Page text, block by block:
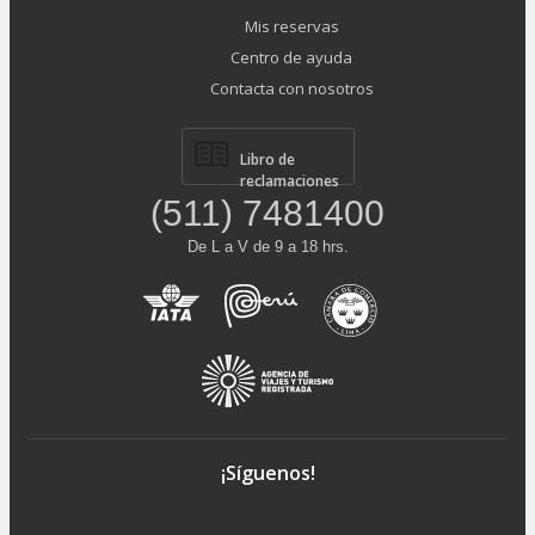
Mis reservas
Centro de ayuda
Contacta con nosotros
Libro de
reclamaciones
(511) 7481400
De L a V de 9 a 18 hrs.
¡Síguenos!